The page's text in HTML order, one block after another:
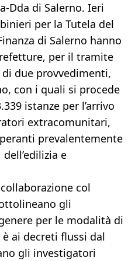
Dda di Salerno. Ieri
per la Tutela del
di Salerno hanno
per il tramite
due provvedimenti,
con i quali si procede
istanze per l’arrivo
extracomunitari,
prevalentemente
e
col
gli
per le modalità di
ai decreti flussi dal
gli investigatori